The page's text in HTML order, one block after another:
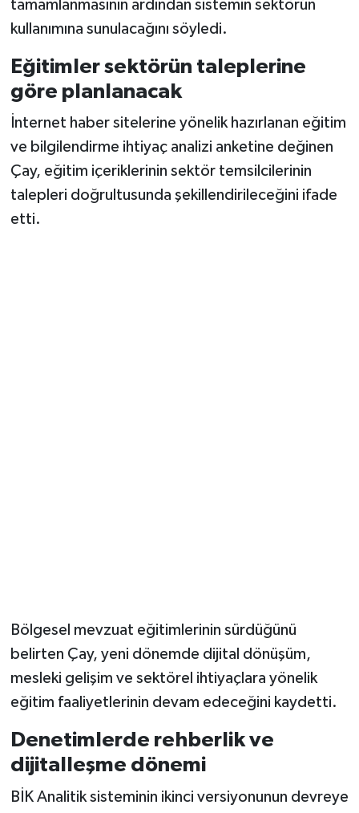
tamamlanmasının ardından sistemin sektörün
kullanımına sunulacağını söyledi.
Eğitimler sektörün taleplerine
göre planlanacak
İnternet haber sitelerine yönelik hazırlanan eğitim
ve bilgilendirme ihtiyaç analizi anketine değinen
Çay, eğitim içeriklerinin sektör temsilcilerinin
talepleri doğrultusunda şekillendirileceğini ifade
etti.
Bölgesel mevzuat eğitimlerinin sürdüğünü
belirten Çay, yeni dönemde dijital dönüşüm,
mesleki gelişim ve sektörel ihtiyaçlara yönelik
eğitim faaliyetlerinin devam edeceğini kaydetti.
Denetimlerde rehberlik ve
dijitalleşme dönemi
BİK Analitik sisteminin ikinci versiyonunun devreye